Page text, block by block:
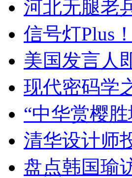
河北无腿老
信号灯Plus
美国发言人
现代密码学
“中华赏樱
清华设计师
盘点韩国瑜